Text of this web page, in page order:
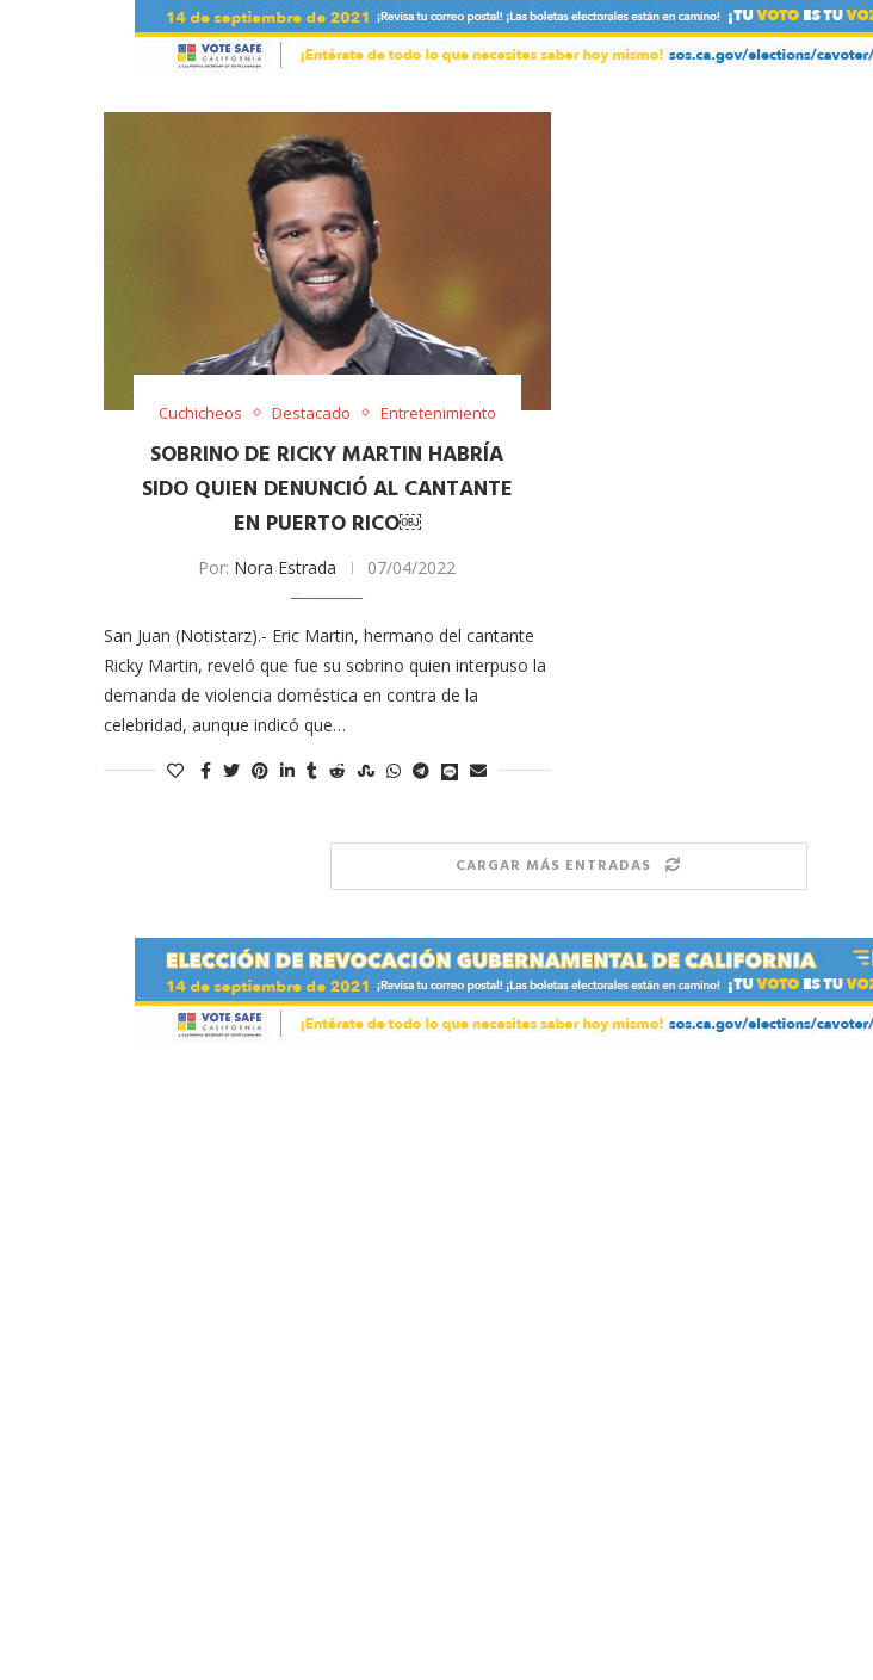
Cuchicheos Destacado Entretenimiento
SOBRINO DE RICKY MARTIN HABRÍA
SIDO QUIEN DENUNCIÓ AL CANTANTE
EN PUERTO RICO￼
Por: Nora Estrada 07/04/2022
San Juan (Notistarz).- Eric Martin, hermano del cantante
Ricky Martin, reveló que fue su sobrino quien interpuso la
demanda de violencia doméstica en contra de la
celebridad, aunque indicó que…
CARGAR MÁS ENTRADAS